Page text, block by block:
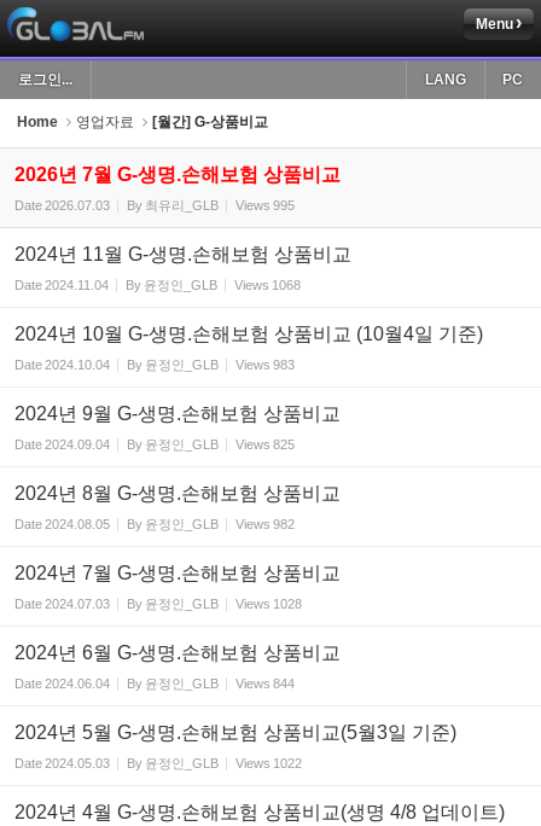
Menu
로그인... PC
LANG
Home 영업자료 [월간] G-상품비교
2026년 7월 G-생명.손해보험 상품비교
Date2026.07.03 By 최유리_GLB Views 995
2024년 11월 G-생명.손해보험 상품비교
Date2024.11.04 By 윤정인_GLB Views 1068
2024년 10월 G-생명.손해보험 상품비교 (10월4일 기준)
Date2024.10.04 By 윤정인_GLB Views 983
2024년 9월 G-생명.손해보험 상품비교
Date2024.09.04 By 윤정인_GLB Views 825
2024년 8월 G-생명.손해보험 상품비교
Date2024.08.05 By 윤정인_GLB Views 982
2024년 7월 G-생명.손해보험 상품비교
Date2024.07.03 By 윤정인_GLB Views 1028
2024년 6월 G-생명.손해보험 상품비교
Date2024.06.04 By 윤정인_GLB Views 844
2024년 5월 G-생명.손해보험 상품비교(5월3일 기준)
Date2024.05.03 By 윤정인_GLB Views 1022
2024년 4월 G-생명.손해보험 상품비교(생명 4/8 업데이트)
Sketchbook5, 스케치북5
Sketchbook5, 스케치북5